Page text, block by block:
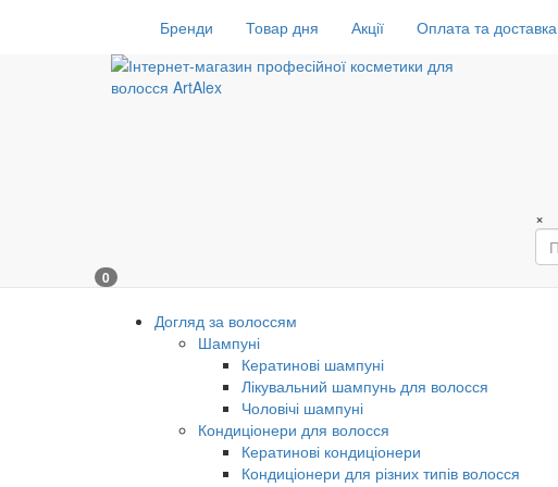
Бренди Товар дня Акції Оплата та доставка
×
0
Догляд за волоссям
Шампуні
Кератинові шампуні
Лікувальний шампунь для волосся
Чоловічі шампуні
Кондиціонери для волосся
Кератинові кондиціонери
Кондиціонери для різних типів волосся